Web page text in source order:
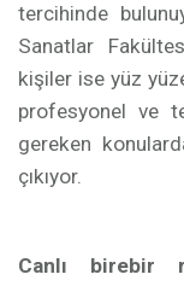
tercihinde
Sanatlar
kişiler ise yüz
profesyonel ve
gereken
çıkıyor.
Canlı birebir